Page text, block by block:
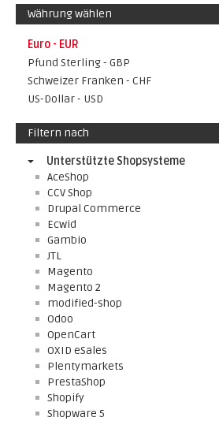
Währung wählen
Euro - EUR
Pfund Sterling - GBP
Schweizer Franken - CHF
US-Dollar - USD
Filtern nach
Unterstützte Shopsysteme
AceShop
CCV Shop
Drupal Commerce
Ecwid
Gambio
JTL
Magento
Magento 2
modified-shop
Odoo
OpenCart
OXID eSales
Plentymarkets
PrestaShop
Shopify
Shopware 5